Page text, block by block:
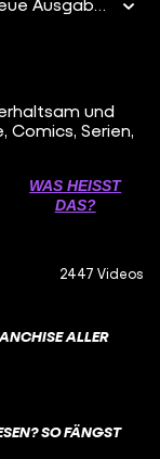
und
Serien,
WAS HEISST D
AS?
2447 Videos
ALLER
SO FÄNGST